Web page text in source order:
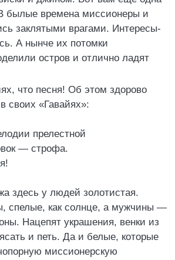
былые времена миссионеры и
заклятыми врагами. Интересы-
А нынче их потомки
остров и отлично ладят
что песня! Об этом здорово
своих «Гавайях»:
прелестной
— строфа.
здесь у людей золотистая.
спелые, как солнце, а мужчины —
Нацепят украшения, венки из
и петь. Да и белые, которые
миссионерскую